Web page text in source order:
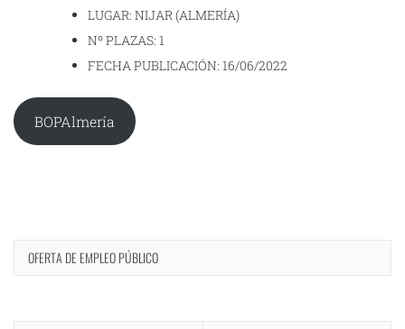
LUGAR: NIJAR (ALMERÍA)
Nº PLAZAS: 1
FECHA PUBLICACIÓN: 16/06/2022
BOPAlmería
OFERTA DE EMPLEO PÚBLICO